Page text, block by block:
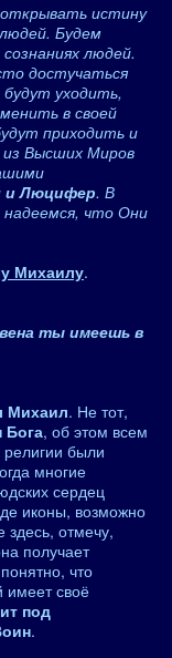
истину
Будем
людей.
достучаться
уходить,
в своей
приходить и
Высших Миров
и Люцифер. В
надеемся, что Они
Михаилу.
ты имеешь в
Михаил. Не тот,
Бога, об этом всем
религии были
многие
сердец
иконы, возможно
отмечу,
получает
что
имеет своё
под
.